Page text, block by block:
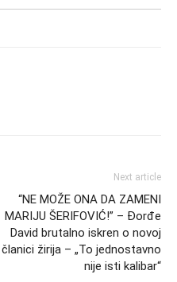
Next article
“NE MOŽE ONA DA ZAMENI
MARIJU ŠERIFOVIĆ!” – Đorđe
David brutalno iskren o novoj
članici žirija – „To jednostavno
nije isti kalibar“